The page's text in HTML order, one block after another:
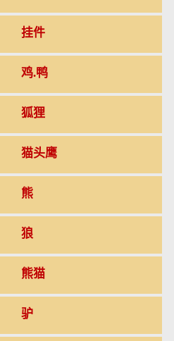
挂件
鸡.鸭
狐狸
猫头鹰
熊
狼
熊猫
驴